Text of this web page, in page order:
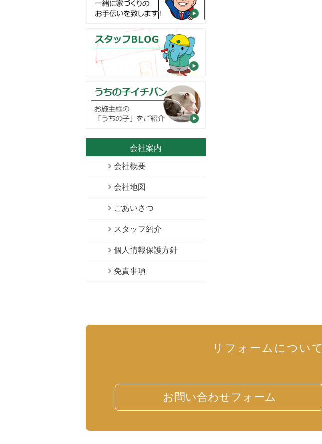
会社案内
会社概要
会社地図
ごあいさつ
スタッフ紹介
個人情報保護方針
免責事項
リフォームについて
お問い合わせフォーム